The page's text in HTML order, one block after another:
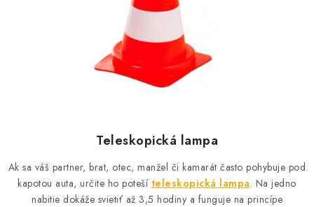
Teleskopická lampa
Ak sa váš partner, brat, otec, manžel či kamarát často pohybuje pod
kapotou auta, určite ho poteší teleskopická lampa. Na jedno
nabitie dokáže svietiť až 3,5 hodiny a funguje na princípe